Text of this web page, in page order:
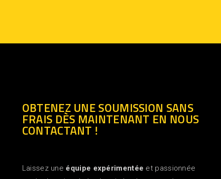
OBTENEZ UNE SOUMISSION SANS
FRAIS DÈS MAINTENANT EN NOUS
CONTACTANT !
Laissez une équipe expérimentée et passionnée